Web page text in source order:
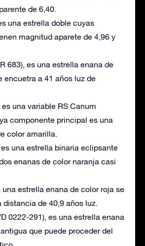
de 6,40.
una estrella doble cuyas
magnitud aparete de 4,96 y
683), es una estrella enana de
encuetra a 41 años luz de
una variable RS Canum
componente principal es una
color amarilla.
una estrella binaria eclipsante
enanas de color naranja casi
una estrella enana de color roja se
distancia de 40,9 años luz.
0222-291), es una estrella enana
que puede proceder del